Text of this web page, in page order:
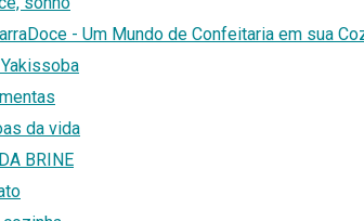
- Um Mundo de Confeitaria em sua
da vida
BRINE